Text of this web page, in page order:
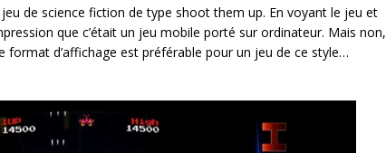
jeu de science fiction de type shoot them up. En voyant le jeu et
que c’était un jeu mobile porté sur ordinateur. Mais non,
format d’affichage est préférable pour un jeu de ce style…